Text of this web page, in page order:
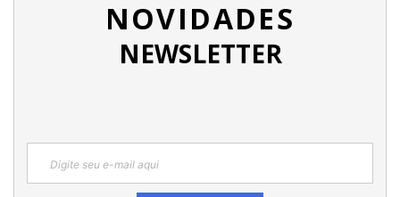
NOVIDADES
NEWSLETTER